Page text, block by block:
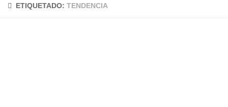
ETIQUETADO: TENDENCIA